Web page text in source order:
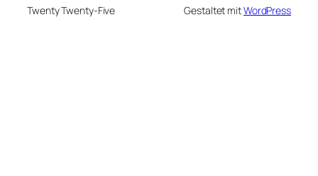
Twenty Twenty-Five Gestaltet mitWordPress